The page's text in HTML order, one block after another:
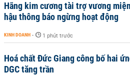
Hãng kim cương tài trợ vương
hậu thông báo ngừng hoạt động
KINH DOANH - 1 phút trước
Hoá chất Đức Giang công bố hai
DGC tăng trần